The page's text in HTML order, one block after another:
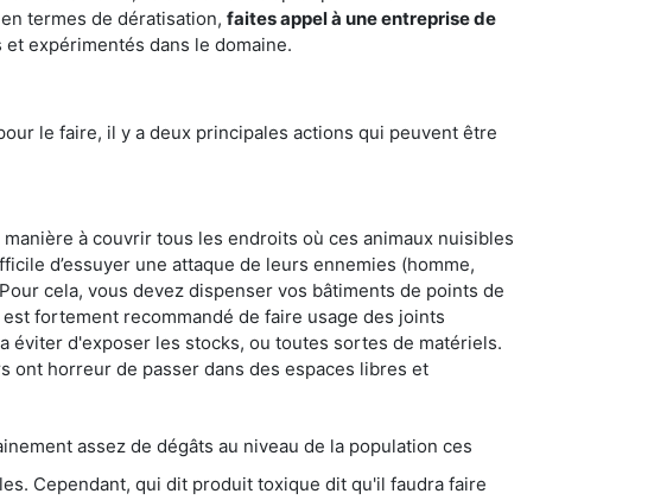
termes de dératisation, faites appel à une entreprise de
expérimentés dans le domaine.
le faire, il y a deux principales actions qui peuvent être
à couvrir tous les endroits où ces animaux nuisibles
d’essuyer une attaque de leurs ennemies (homme,
cela, vous devez dispenser vos bâtiments de points de
fortement recommandé de faire usage des joints
éviter d'exposer les stocks, ou toutes sortes de matériels.
ont horreur de passer dans des espaces libres et
assez de dégâts au niveau de la population ces
qui dit produit toxique dit qu'il faudra faire